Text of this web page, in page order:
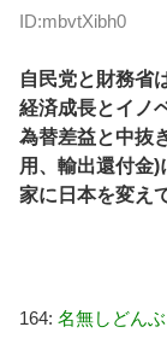
ID:mbvtXibh0
自民党と財務省
経済成長とイノ
為替差益と中抜
用、輸出還付金)
家に日本を変え
164: 名無しどんぶ